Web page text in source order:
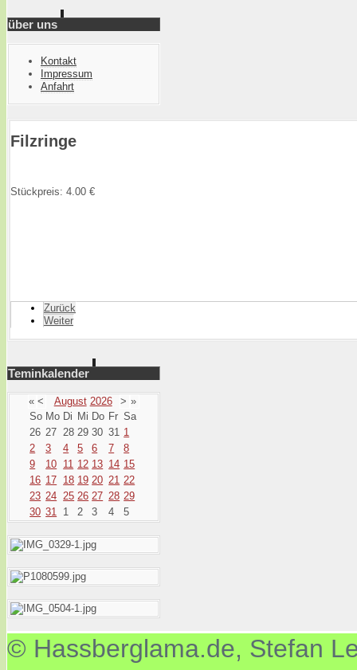
über uns
Kontakt
Impressum
Anfahrt
Filzringe
Stückpreis: 4.00 €
Zurück
Weiter
Teminkalender
« < August 2026 > »
So Mo Di Mi Do Fr Sa
26 27 28 29 30 31 1
2
3 4 5 6 7
8
9
10 11 12 13 14 15
16 17 18 19 20 21 22
23 24 25 26 27 28 29
30 31 1 2 3 4 5
© Hassberglama.de, Stefan